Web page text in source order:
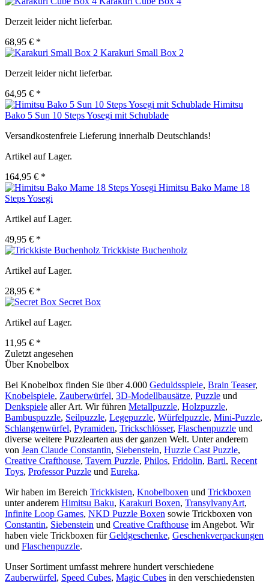
Derzeit leider nicht lieferbar.
68,95 € *
Karakuri Small Box 2
Derzeit leider nicht lieferbar.
64,95 € *
Himitsu
Bako 5 Sun 10 Steps Yosegi mit Schublade
Versandkostenfreie Lieferung innerhalb Deutschlands!
Artikel auf Lager.
164,95 € *
Himitsu Bako Mame 18
Steps Yosegi
Artikel auf Lager.
49,95 € *
Trickkiste Buchenholz
Artikel auf Lager.
28,95 € *
Secret Box
Artikel auf Lager.
11,95 € *
Zuletzt angesehen
Über Knobelbox
Bei Knobelbox finden Sie über 4.000 Geduldsspiele, Brain Teaser,
Knobelspiele, Zauberwürfel, 3D-Modellbausätze, Puzzle und
Denkspiele aller Art. Wir führen Metallpuzzle, Holzpuzzle,
Bambuspuzzle, Seilpuzzle, Legepuzzle, Würfelpuzzle, Mini-Puzzle,
Schlangenwürfel, Pyramiden, Trickschlösser, Flaschenpuzzle und
diverse weitere Puzzlearten aus der ganzen Welt. Unter anderem
von Jean Claude Constantin, Siebenstein, Huzzle Cast Puzzle,
Creative Crafthouse, Tavern Puzzle, Philos, Fridolin, Bartl, Recent
Toys, Professor Puzzle und Eureka.
Wir haben im Bereich Trickkisten, Knobelboxen und Trickboxen
unter anderem Himitsu Baku, Karakuri Boxen, TransylvanyArt,
Infinite Loop Games, NKD Puzzle Boxen sowie Trickboxen von
Constantin, Siebenstein und Creative Crafthouse im Angebot. Wir
haben viele Trickboxen fürGeldgeschenke, Geschenkverpackungen
und Flaschenpuzzle.
Unser Sortiment umfasst mehrere hundert verschiedene
Zauberwürfel, Speed Cubes, Magic Cubes in den verschiedensten